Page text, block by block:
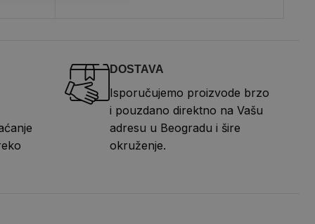
DOSTAVA
Isporučujemo proizvode brzo
i pouzdano direktno na Vašu
adresu u Beogradu i šire
okruženje.